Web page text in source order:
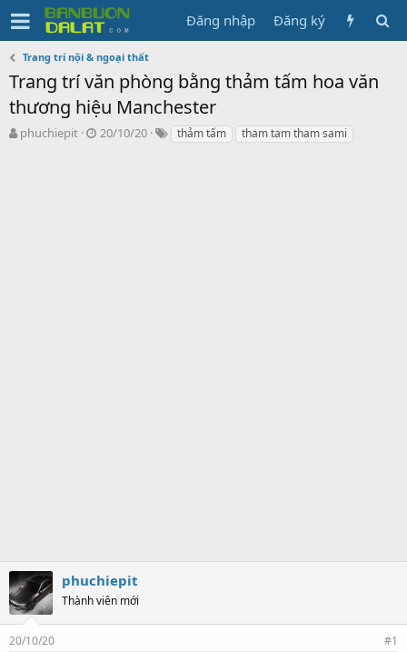
Đăng nhập Đăng ký
Trang trí nội & ngoại thất
Trang trí văn phòng bằng thảm tấm hoa văn
thương hiệu Manchester
N
phuchiepit
N
20/10/20
Tthảm tấm tham tam tham sami
phuchiepit
Thành viên mới
20/10/20 #1